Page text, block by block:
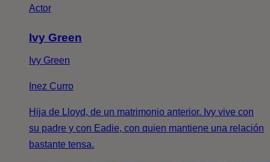
Actor
Ivy Green
Ivy Green
Inez Curro
Hija de Lloyd, de un matrimonio anterior. Ivy vive con
su padre y con Eadie, con quien mantiene una relación
bastante tensa.